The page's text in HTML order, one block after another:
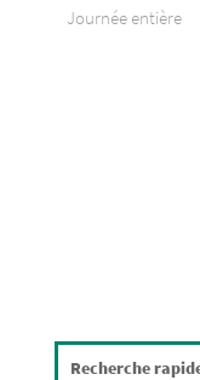
Journée entière